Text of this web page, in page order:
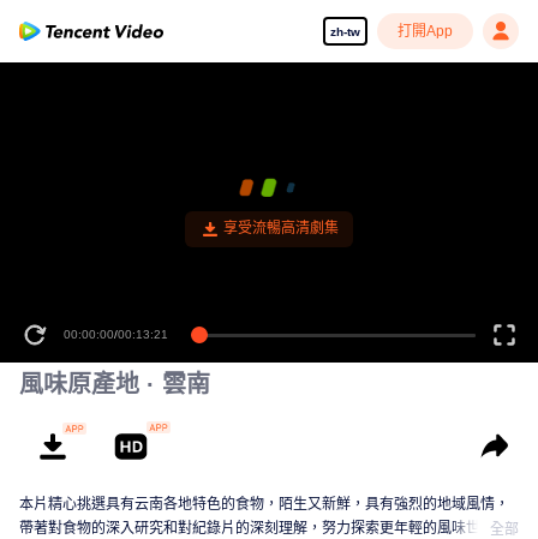
zh-tw 打開App
享受流暢高清劇集
00:00:00/00:13:21
風味原產地 · 雲南
本片精心挑選具有云南各地特色的食物，陌生又新鮮，具有強烈的地域風情，
帶著對食物的深入研究和對紀錄片的深刻理解，努力探索更年輕的風味世界。
全部